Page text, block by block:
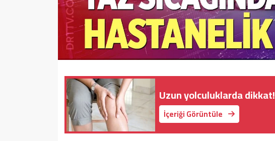
Uzun yolculuklarda dikkat!
İçeriği Görüntüle